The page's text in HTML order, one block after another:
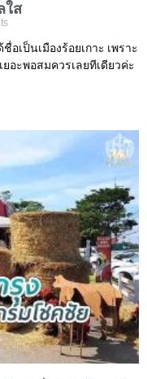
ใส
เป็นเมืองร้อยเกาะ เพราะ
อะพอสมควรเลยทีเดียวค่ะ